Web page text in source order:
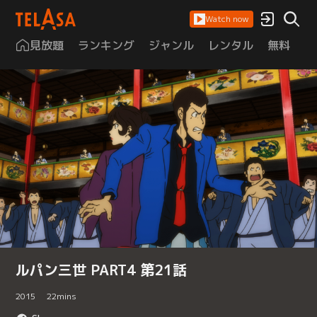
Watch now
見放題 ランキング ジャンル レンタル 無料
ルパン三世 PART4 第21話
2015 22mins